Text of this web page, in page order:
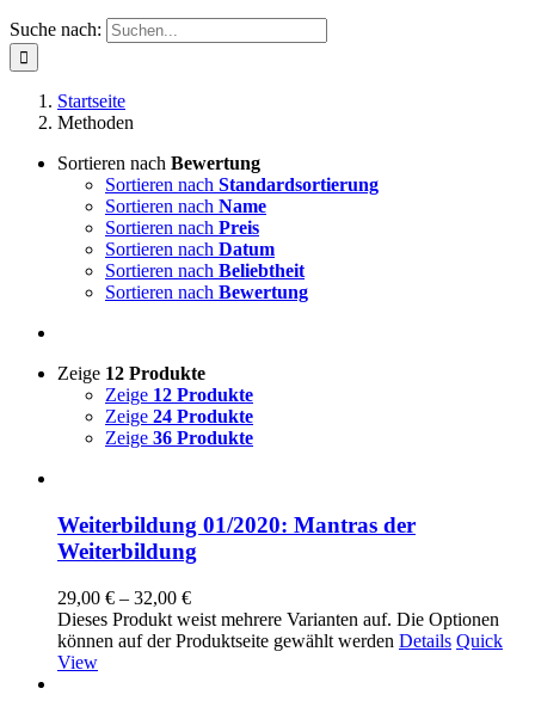
Suche nach:
Startseite
Methoden
Sortieren nach Bewertung
Sortieren nach Standardsortierung
Sortieren nach Name
Sortieren nach Preis
Sortieren nach Datum
Sortieren nach Beliebtheit
Sortieren nach Bewertung
Zeige 12 Produkte
Zeige 12 Produkte
Zeige 24 Produkte
Zeige 36 Produkte
Weiterbildung 01/2020: Mantras der
Weiterbildung
29,00 € – 32,00 €
Dieses Produkt weist mehrere Varianten auf. Die Optionen
können auf der Produktseite gewählt werden Details Quick
View